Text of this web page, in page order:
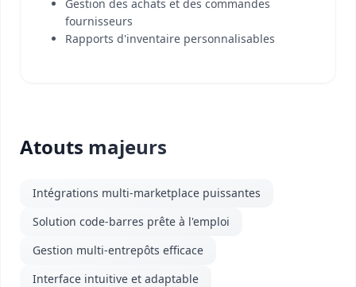
Gestion des achats et des commandes
fournisseurs
Rapports d'inventaire personnalisables
Atouts majeurs
Intégrations multi-marketplace puissantes
Solution code-barres prête à l'emploi
Gestion multi-entrepôts efficace
Interface intuitive et adaptable